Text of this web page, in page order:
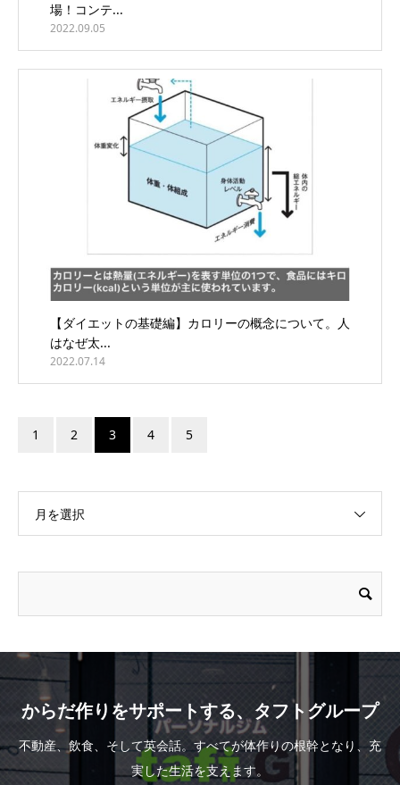
場！コンテ...
2022.09.05
【ダイエットの基礎編】カロリーの概念について。人
はなぜ太...
2022.07.14
1 2 3 4 5
月を選択
からだ作りをサポートする、タフトグループ
不動産、飲食、そして英会話。すべてが体作りの根幹となり、充
実した生活を支えます。